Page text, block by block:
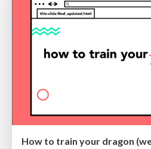
How to train your dragon